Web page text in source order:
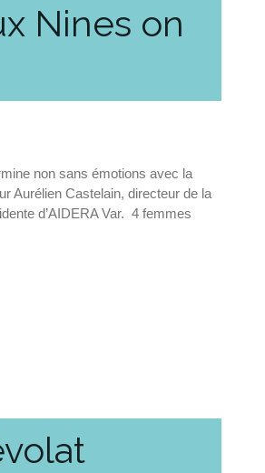
Nines on
non sans émotions avec la
Aurélien Castelain, directeur de la
d’AIDERA Var. 4 femmes